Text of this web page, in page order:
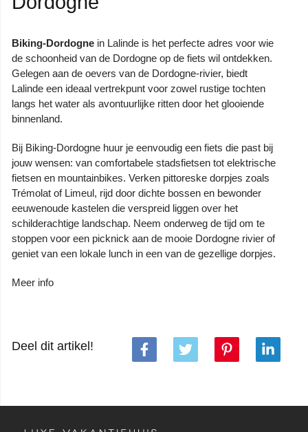
Biking-Dordogne in Lalinde is het perfecte adres voor wie
de schoonheid van de Dordogne op de fiets wil ontdekken.
Gelegen aan de oevers van de Dordogne-rivier, biedt
Lalinde een ideaal vertrekpunt voor zowel rustige tochten
langs het water als avontuurlijke ritten door het glooiende
binnenland.
Bij Biking-Dordogne huur je eenvoudig een fiets die past bij
jouw wensen: van comfortabele stadsfietsen tot elektrische
fietsen en mountainbikes. Verken pittoreske dorpjes zoals
Trémolat of Limeul, rijd door dichte bossen en bewonder
eeuwenoude kastelen die verspreid liggen over het
schilderachtige landschap. Neem onderweg de tijd om te
stoppen voor een picknick aan de mooie Dordogne rivier of
geniet van een lokale lunch in een van de gezellige dorpjes.
Meer info
Deel dit artikel!